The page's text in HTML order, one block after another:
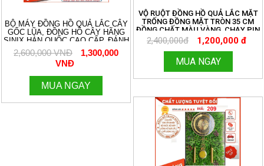
BỘ MÁY ĐỒNG HỒ QUẢ LẮC CÂY
GỐC LŨA, ĐỒNG HỒ CÂY HÃNG
SINIX HÀN QUỐC CAO CẤP, ĐÁNH
3 BẢN NHẠC CHUÔNG CỔ ĐIỂN
AVEMARIA, WESTMINTER, ĐIỂM
CHUÔNG. ÂM THANH DU DƯƠNG
CM. 096.188.2921
2,600,000 VNĐ
1,300,000
VNĐ
MUA NGAY
VỘ RUỘT ĐỒNG HỒ QUẢ LẮC MẶT
TRỐNG ĐỒNG MẶT TRÒN 35 CM
ĐỒNG CHẤT MÀU VÀNG, CHẠY PIN
TIỂU ĐƠN GIẢN. MIỄN SHIP TOÀN
QUỐC. ĐỒNG HỒ THANH HÙNG.
2,400,000đ 1,200,000 đ
MUA NGAY